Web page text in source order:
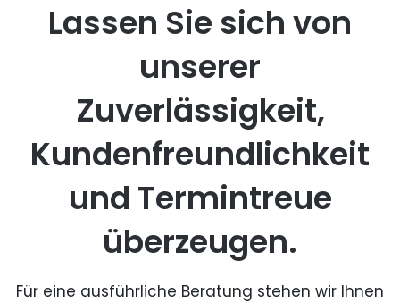
Lassen Sie sich von
unserer
Zuverlässigkeit,
Kundenfreundlichkeit
und Termintreue
überzeugen.
Für eine ausführliche Beratung stehen wir Ihnen